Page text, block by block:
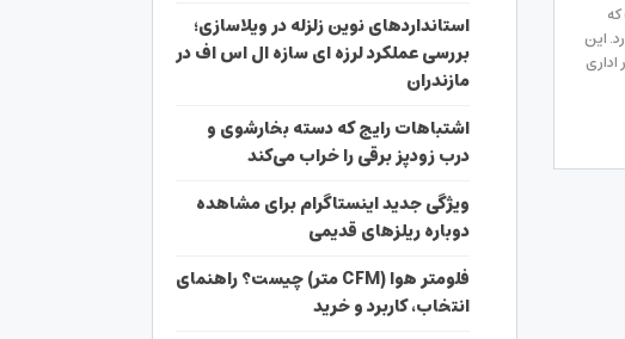
این
اداری
استانداردهای نوین زلزله در ویلاسازی؛
بررسی عملکرد لرزه ای سازه ال اس اف در
مازندران
اشتباهات رایج که دسته بخارشوی و
درب زودپز برقی را خراب می‌کند
ویژگی جدید اینستاگرام برای مشاهده
دوباره ریلزهای قدیمی
فلومتر هوا (CFM متر) چیست؟ راهنمای
انتخاب، کاربرد و خرید